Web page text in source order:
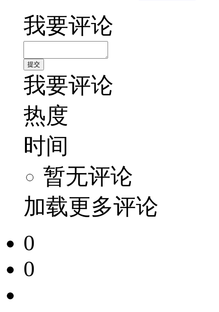
我要评论
我要评论
热度
时间
暂无评论
加载更多评论
0
0